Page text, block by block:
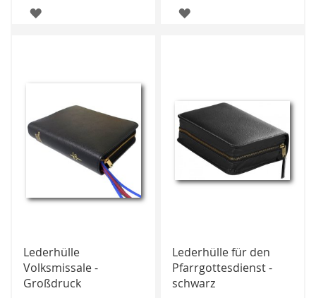
ZUR
ZUR
Lederhülle
Volksmissale -
Großdruck
Lederhülle für den
Pfarrgottesdienst -
schwarz